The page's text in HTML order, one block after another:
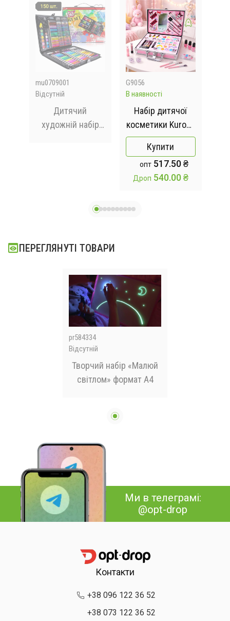
mu0709001
Відсутній
Дитячий
художній набір
G9056
В наявності
Набір дитячої
косметики Kuromi
у кейсі (40
предметів) /
Косметика для
дітей / Косметика
Купити
опт517.50 ₴
Дроп 540.00 ₴
ПЕРЕГЛЯНУТІ ТОВАРИ
pr584334
Відсутній
Творчий набір «Малюй
світлом» формат А4
Ми в телеграмі:
@opt-drop
Контакти
+38 096 122 36 52
+38 073 122 36 52